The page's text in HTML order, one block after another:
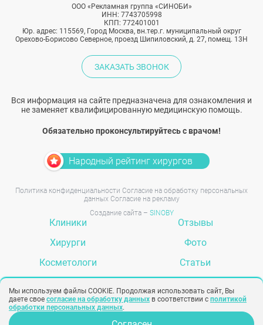
ООО «Рекламная группа «СИНОБИ»
ИНН: 7743705998
КПП: 772401001
Юр. адрес: 115569, Город Москва, вн.тер.г. муниципальный округ
Орехово-Борисово Северное, проезд Шипиловский, д. 27, помещ. 13Н
ЗАКАЗАТЬ ЗВОНОК
Вся информация на сайте предназначена для ознакомления и
не заменяет квалифицированную медицинскую помощь.
Обязательно проконсультируйтесь с врачом!
Народный рейтинг хирургов
Политика конфиденциальности Согласие на обработку персональных
данных Согласие на рекламу
Создание сайта – SINOBY
Клиники
Хирурги
Косметологи
Отзывы
Фото
Статьи
Мы используем файлы COOKIE. Продолжая использовать сайт, Вы
даете свое согласие на обработку данных в соответствии с политикой
обработки персональных данных.